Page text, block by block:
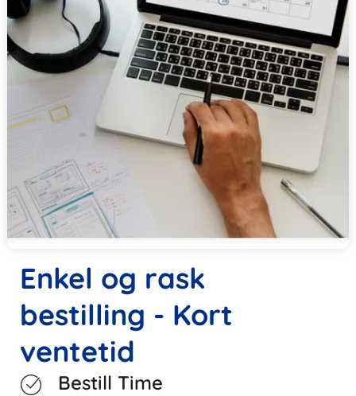
Enkel og rask
bestilling - Kort
ventetid
Bestill Time